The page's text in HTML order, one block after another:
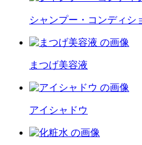
シャンプー・コンディシ
まつげ美容液
アイシャドウ